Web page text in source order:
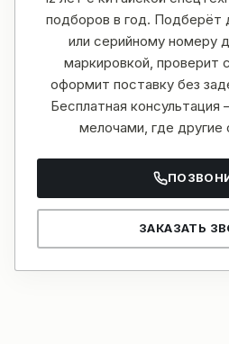
подборов в год. Подберёт
или серийному номеру
маркировкой, проверит
оформит поставку без
Бесплатная
мелочами, где другие
ЗАКАЗАТЬ